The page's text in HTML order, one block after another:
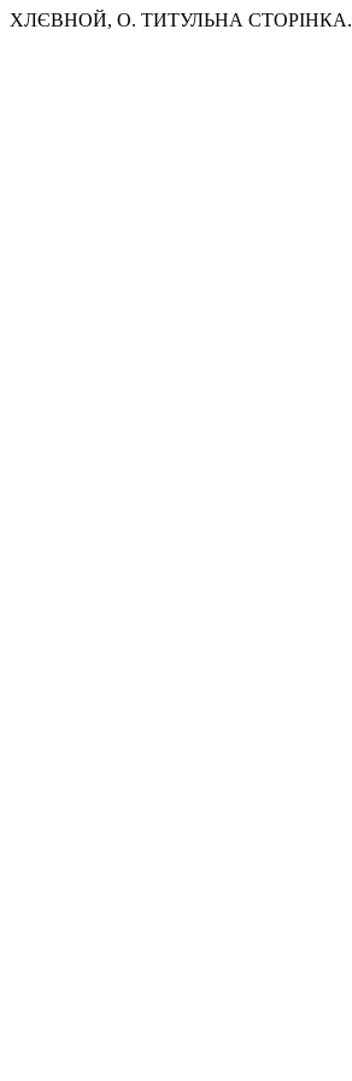
ХЛЄВНОЙ, О. ТИТУЛЬНА СТОРІНКА.